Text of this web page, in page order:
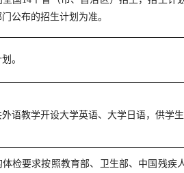
公布的招生计划为准。
。
外语教学开设大学英语、大学日语，供学
体检要求按照教育部、卫生部、中国残疾